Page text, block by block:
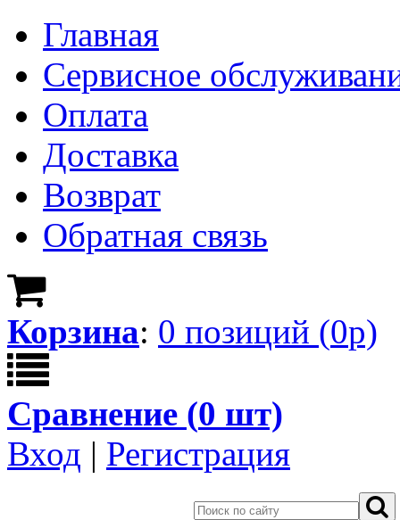
Главная
Сервисное
Оплата
Доставка
Возврат
Обратная связь
Корзина: 0 позиций (0р)
Сравнение (0 шт)
Вход | Регистрация